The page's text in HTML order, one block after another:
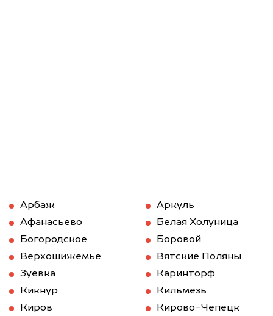
Арбаж
Аркуль
Афанасьево
Белая Холуница
Богородское
Боровой
Верхошижемье
Вятские Поляны
Зуевка
Каринторф
Кикнур
Кильмезь
Киров
Кирово-Чепецк